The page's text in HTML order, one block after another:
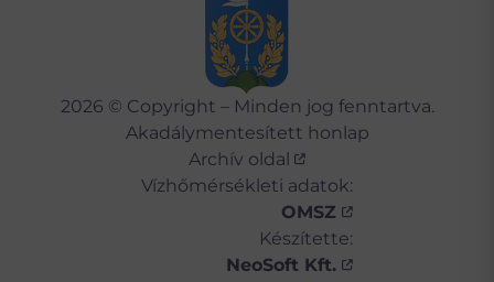
2026 © Copyright – Minden jog fenntartva.
Akadálymentesített honlap
Archív oldal
Vízhőmérsékleti adatok:
OMSZ
Készítette:
NeoSoft Kft.